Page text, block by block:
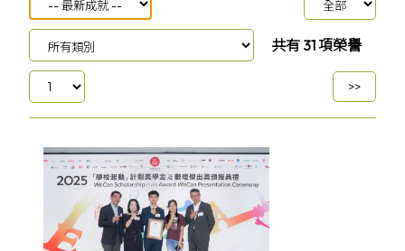
共有 31項榮譽